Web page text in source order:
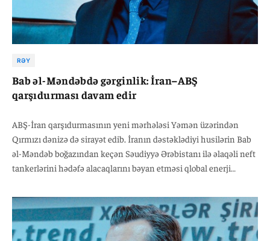
RƏY
Bab əl-Məndəbdə gərginlik: İran–ABŞ
qarşıdurması davam edir
ABŞ-İran qarşıdurmasının yeni mərhələsi Yəmən üzərindən
Qırmızı dənizə də sirayət edib. İranın dəstəklədiyi husilərin Bab
əl-Məndəb boğazından keçən Səudiyyə Ərəbistanı ilə əlaqəli neft
tankerlərini hədəfə alacaqlarını bəyan etməsi qlobal enerji